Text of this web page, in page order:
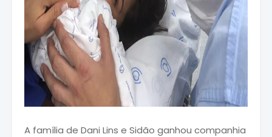
A família de Dani Lins e Sidão ganhou companhia